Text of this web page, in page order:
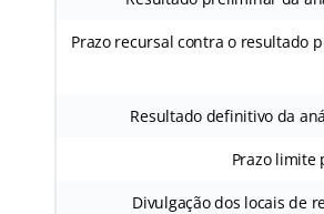
Prazo recursal contra o resultado
Resultado definitivo da
Prazo limite
Divulgação dos locais de